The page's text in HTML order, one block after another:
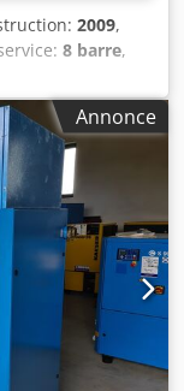
2009,
8 barre,
de
Débit 7,70
2009Annonce